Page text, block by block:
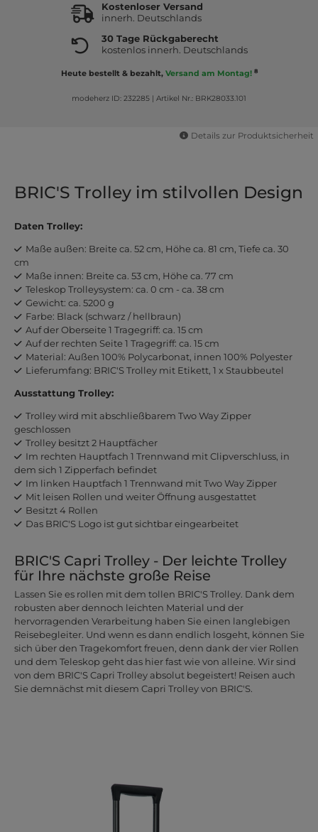
Kostenloser Versand
innerh. Deutschlands
30 Tage Rückgaberecht
kostenlos innerh. Deutschlands
Heute bestellt & bezahlt, Versand am Montag! 8
modeherz ID: 232285 | Artikel Nr.: BRK28033.101
Details zur Produktsicherheit
BRIC'S Trolley im stilvollen Design
Daten Trolley:
Maße außen: Breite ca. 52 cm, Höhe ca. 81 cm, Tiefe ca. 30
cm
Maße innen: Breite ca. 53 cm, Höhe ca. 77 cm
Teleskop Trolleysystem: ca. 0 cm - ca. 38 cm
Gewicht: ca. 5200 g
Farbe: Black (schwarz / hellbraun)
Auf der Oberseite 1 Tragegriff: ca. 15 cm
Auf der rechten Seite 1 Tragegriff: ca. 15 cm
Material: Außen 100% Polycarbonat, innen 100% Polyester
Lieferumfang: BRIC'S Trolley mit Etikett, 1 x Staubbeutel
Ausstattung Trolley:
Trolley wird mit abschließbarem Two Way Zipper
geschlossen
Trolley besitzt 2 Hauptfächer
Im rechten Hauptfach 1 Trennwand mit Clipverschluss, in
dem sich 1 Zipperfach befindet
Im linken Hauptfach 1 Trennwand mit Two Way Zipper
Mit leisen Rollen und weiter Öffnung ausgestattet
Besitzt 4 Rollen
Das BRIC'S Logo ist gut sichtbar eingearbeitet
BRIC'S Capri Trolley - Der leichte Trolley
für Ihre nächste große Reise
Lassen Sie es rollen mit dem tollen BRIC'S Trolley. Dank dem
robusten aber dennoch leichten Material und der
hervorragenden Verarbeitung haben Sie einen langlebigen
Reisebegleiter. Und wenn es dann endlich losgeht, können Sie
sich über den Tragekomfort freuen, denn dank der vier Rollen
und dem Teleskop geht das hier fast wie von alleine. Wir sind
von dem BRIC'S Capri Trolley absolut begeistert! Reisen auch
Sie demnächst mit diesem Capri Trolley von BRIC'S.